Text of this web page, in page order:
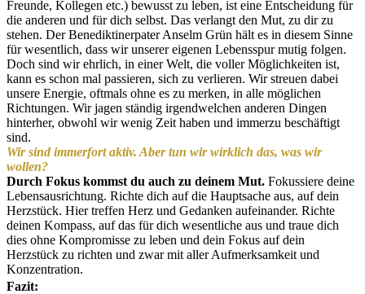
Freunde, Kollegen etc.) bewusst zu leben, ist eine Entscheidung für
die anderen und für dich selbst. Das verlangt den Mut, zu dir zu
stehen. Der Benediktinerpater Anselm Grün hält es in diesem Sinne
für wesentlich, dass wir unserer eigenen Lebensspur mutig folgen.
Doch sind wir ehrlich, in einer Welt, die voller Möglichkeiten ist,
kann es schon mal passieren, sich zu verlieren. Wir streuen dabei
unsere Energie, oftmals ohne es zu merken, in alle möglichen
Richtungen. Wir jagen ständig irgendwelchen anderen Dingen
hinterher, obwohl wir wenig Zeit haben und immerzu beschäftigt
sind.
Wir sind immerfort aktiv. Aber tun wir wirklich das, was wir
wollen?
Durch Fokus kommst du auch zu deinem Mut. Fokussiere deine
Lebensausrichtung. Richte dich auf die Hauptsache aus, auf dein
Herzstück. Hier treffen Herz und Gedanken aufeinander. Richte
deinen Kompass, auf das für dich wesentliche aus und traue dich
dies ohne Kompromisse zu leben und dein Fokus auf dein
Herzstück zu richten und zwar mit aller Aufmerksamkeit und
Konzentration.
Fazit: